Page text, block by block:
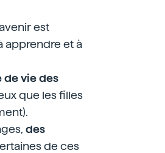
est
apprendre et à
de vie des
que les filles
des
de ces